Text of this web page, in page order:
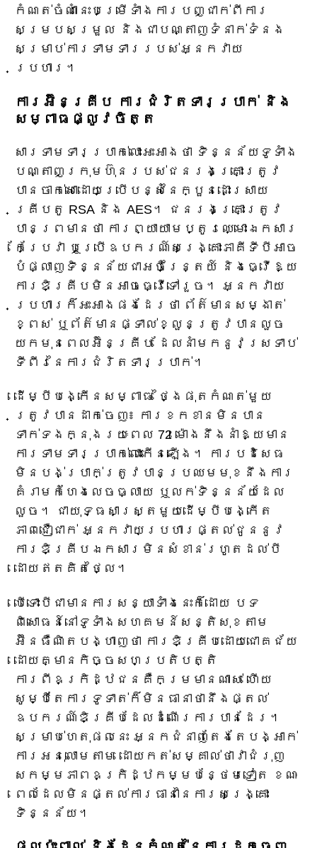
កំណត់ចំណាំនេះបម្រើទាំងការបញ្ជាក់ពីការ
សម្របសម្រួល និងជាបណ្តាញទំនាក់ទំនង
សម្រាប់ការទាមទាររបស់អ្នកវាយ
ប្រហារ។
ការអ៊ិនគ្រីប ការជំរិតទារប្រាក់ និង
សម្ពាធផ្លូវចិត្ត
សារ​ទាមទារ​ប្រាក់​លោះ​អះអាង​ថា ទិន្នន័យ​ទូទាំង​
បណ្តាញ​ក្រុមហ៊ុន​របស់​ជនរងគ្រោះ​ត្រូវ​
បាន​ចាក់សោ​ដោយ​ប្រើ​បន្សំ​នៃ​ក្បួនដោះស្រាយ​
គ្រីបតូ RSA និង AES។ ជនរងគ្រោះ​ត្រូវ​
បាន​ព្រមាន​ថា ការ​ព្យាយាម​ប្តូរ​ឈ្មោះ​ឯកសារ
កែប្រែ​វា ឬ​ប្រើ​ឧបករណ៍​សង្គ្រោះ​ភាគី​ទីបី​អាច​
បំផ្លាញ​ទិន្នន័យ​ជា​អចិន្ត្រៃយ៍ និង​ធ្វើ​ឱ្យ​
ការ​ឌិគ្រីប​មិន​អាច​ធ្វើ​ទៅ​រួច។ អ្នក​វាយ
ប្រហារ​ក៏​អះអាង​ផង​ដែរ​ថា ព័ត៌មាន​សម្ងាត់​
ខ្ពស់ ឬ​ព័ត៌មាន​ផ្ទាល់ខ្លួន​ត្រូវ​បាន​លួច​
យក​មុន​ពេល​អ៊ិនគ្រីប ដែល​នាំ​មក​នូវ​ស្រទាប់​
ទីពីរ​នៃ​ការ​ជំរិត​ទារ​ប្រាក់។
ដើម្បី​បង្កើន​សម្ពាធ ថ្ងៃផុតកំណត់​មួយ​
ត្រូវ​បាន​ដាក់ចេញ៖ ការខកខាន​មិន​បាន​
ទាក់ទង​ក្នុង​រយៈពេល 72 ម៉ោង​នឹង​នាំ​ឱ្យ​មាន​
ការទាមទារ​ប្រាក់​លោះ​កើនឡើង។ ការបដិសេធ​
មិន​បង់ប្រាក់​ត្រូវ​បាន​ប្រឈមមុខ​នឹង​ការ
គំរាមកំហែង​លេចធ្លាយ ឬ​លក់​ទិន្នន័យ​ដែល​
លួច​។ ជា​យុទ្ធសាស្ត្រ​មួយ​ដើម្បី​បង្កើត​
ភាពជឿជាក់ អ្នកវាយប្រហារ​ផ្តល់ជូន​នូវ​
ការឌិគ្រីប​ឯកសារ​មិនសំខាន់​រហូតដល់​បី​
ដោយ​ឥតគិតថ្លៃ។
បើទោះបីជាមានការសន្យាទាំងនេះក៏ដោយ បទ
ពិសោធន៍នៅទូទាំងសហគមន៍សន្តិសុខតាម
អ៊ីនធឺណិតបង្ហាញថា ការឌិគ្រីបដោយជោគជ័យ
ដោយគ្មានកិច្ចសហប្រតិបត្តិ
ការពីឧក្រិដ្ឋជនគឺកម្រមានណាស់ ហើយ
សូម្បីតែការទូទាត់ក៏មិនធានាថានឹងផ្តល់
ឧបករណ៍ឌិគ្រីបដែលដំណើរការបានដែរ។
សម្រាប់ហេតុផលនេះ អ្នកជំនាញតែងតែបង្អាក់
ការអនុលោមតាម ដោយកត់សម្គាល់ថាវាជំរុញ
សកម្មភាពឧក្រិដ្ឋកម្មបន្ថែមទៀត ខណៈ
ពេលដែលមិនផ្តល់ការធានានៃការសង្គ្រោះ
ទិន្នន័យ។